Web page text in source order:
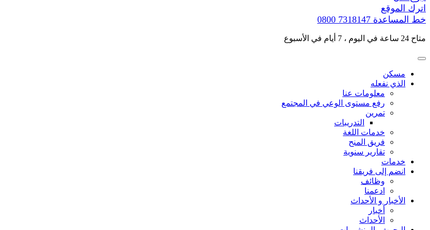
اترك الموقع
خط المساعدة 0800 7318147
متاح 24 ساعة في اليوم ، 7 أيام في الأسبوع
مسكن
الذي نفعله
معلومات عنا
رفع مستوى الوعي في المجتمع
تمرين
التدريبات
خدمات اللغة
فريق المنح
تقارير سنوية
خدمات
انضم إلى فريقنا
وظائف
ادعمنا
الأخبار و الأحداث
أخبار
الأحداث